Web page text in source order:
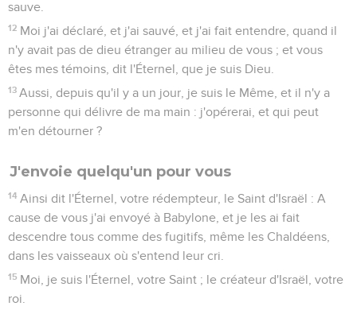
sauve.
12 Moi j'ai déclaré, et j'ai sauvé, et j'ai fait entendre, quand il
n'y avait pas de dieu étranger au milieu de vous ; et vous
êtes mes témoins, dit l'Éternel, que je suis Dieu.
13 Aussi, depuis qu'il y a un jour, je suis le Même, et il n'y a
personne qui délivre de ma main : j'opérerai, et qui peut
m'en détourner ?
J'envoie quelqu'un pour vous
14 Ainsi dit l'Éternel, votre rédempteur, le Saint d'Israël : A
cause de vous j'ai envoyé à Babylone, et je les ai fait
descendre tous comme des fugitifs, même les Chaldéens,
dans les vaisseaux où s'entend leur cri.
15 Moi, je suis l'Éternel, votre Saint ; le créateur d'Israël, votre
roi.